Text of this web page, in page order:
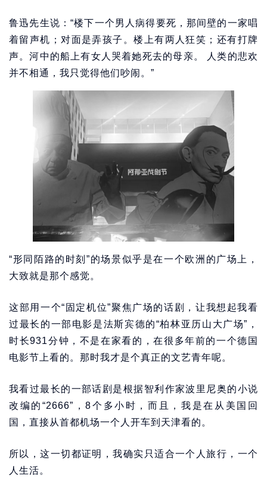
鲁迅先生说：“楼下一个男人病得要死，那间壁的一家唱
着留声机；对面是弄孩子。楼上有两人狂笑；还有打牌
声。河中的船上有女人哭着她死去的母亲。 人类的悲欢
并不相通，我只觉得他们吵闹。”
“形同陌路的时刻”的场景似乎是在一个欧洲的广场上，
大致就是那个感觉。
这部用一个“固定机位”聚焦广场的话剧，让我想起我看
过最长的一部电影是法斯宾德的“柏林亚历山大广场”，
时长931分钟，不是在家看的，在很多年前的一个德国
电影节上看的。那时我才是个真正的文艺青年呢。
我看过最长的一部话剧是根据智利作家波里尼奥的小说
改编的“2666”，8个多小时，而且，我是在从美国回
国，直接从首都机场一个人开车到天津看的。
所以，这一切都证明，我确实只适合一个人旅行，一个
人生活。